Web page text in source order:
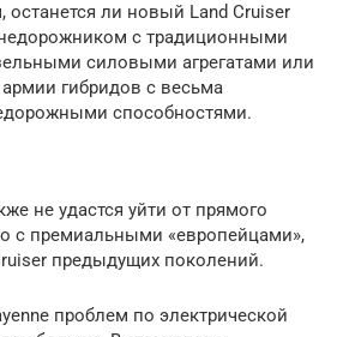
останется ли новый Land Cruiser
с традиционными
силовыми агрегатами или
гибридов с весьма
способностями.
не удастся уйти от прямого
с премиальными «европейцами»,
предыдущих поколений.
проблем по электрической